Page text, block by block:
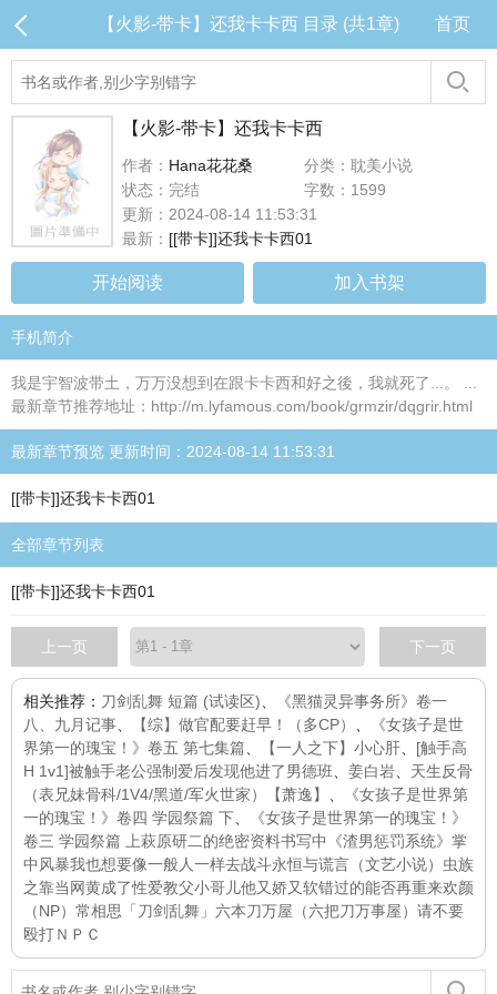
【火影-带卡】还我卡卡西 目录 (共1章) 首页
【火影-带卡】还我卡卡西
作者： Hana花花桑
分类：耽美小说
状态：完结
字数：1599
更新：2024-08-14 11:53:31
最新： [[带卡]]还我卡卡西01
开始阅读 加入书架
手机简介
我是宇智波带土，万万没想到在跟卡卡西和好之後，我就死了...。 ...
最新章节推荐地址：http://m.lyfamous.com/book/grmzir/dqgrir.html
最新章节预览 更新时间：2024-08-14 11:53:31
[[带卡]]还我卡卡西01
全部章节列表
[[带卡]]还我卡卡西01
上一页 下一页
相关推荐： 刀剑乱舞 短篇 (试读区)
《黑猫灵异事务所》卷一
八、九月记事
【综】做官配要赶早！（多CP）
《女孩子是世
界第一的瑰宝！》卷五 第七集篇
【一人之下】小心肝
[触手高
H 1v1]被触手老公强制爱后发现他进了男德班
姜白岩
天生反骨
（表兄妹骨科/1V4/黑道/军火世家）【萧逸】
《女孩子是世界第
一的瑰宝！》卷四 学园祭篇 下
《女孩子是世界第一的瑰宝！》
卷三 学园祭篇 上萩原研二的绝密资料书写中 《渣男惩罚系统》 掌
中风暴我也想要像一般人一样去战斗永恒与谎言（文艺小说） 虫族
之靠当网黄成了性爱教父小哥儿他又娇又软错过的能否再重来欢颜
（NP） 常相思 「刀剑乱舞」六本刀万屋（六把刀万事屋） 请不要
殴打ＮＰＣ